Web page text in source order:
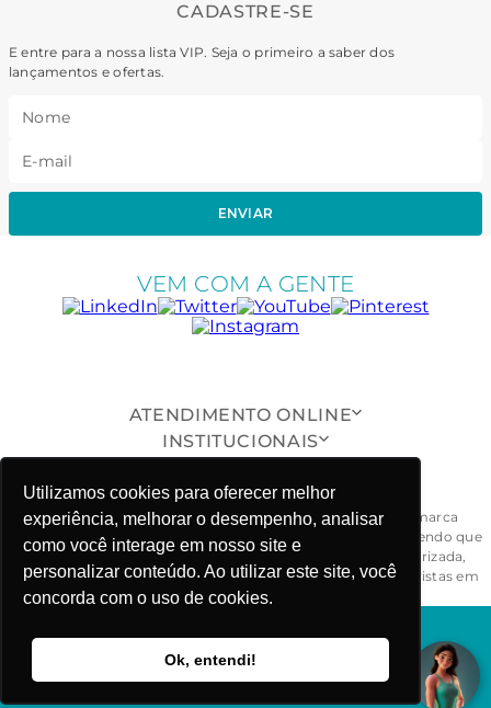
Utilizamos cookies para oferecer melhor
experiência, melhorar o desempenho, analisar
como você interage em nosso site e
personalizar conteúdo. Ao utilizar este site, você
concorda com o uso de cookies.
Ok, entendi!
CADASTRE-SE
E entre para a nossa lista VIP. Seja o primeiro a saber dos
lançamentos e ofertas.
ENVIAR
VEM COM A GENTE
ATENDIMENTO ONLINE
INSTITUCIONAIS
ONDE ESTAMOS
Todas as peças, modelos, desenhos, design e formas da marca
Fabiola Molina® são exclusivos e devidamente protegidos, sendo que
a sua reprodução, imitação ou cópia, de maneira não autorizada,
ensejarão ao responsável às penalidades civil e criminal previstas em
lei. - CNPJ: 03.781.919/0001-58
FABIOLA MOLINA ©COPYRIGHT 2025